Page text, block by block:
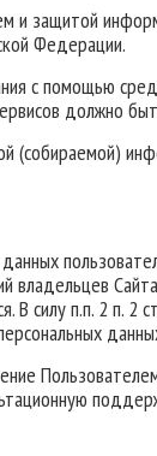
и защитой
Федерации.
с помощью
должно
силу п.п. 2 п.